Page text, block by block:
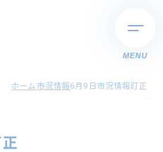
MENU
ホーム 市況情報6月9日市況情報訂正